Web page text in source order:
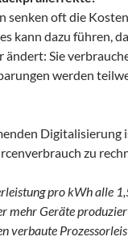
senken oft die
kann dazu führen,
Sie
werden
Digitalisierung
zu
pro kWh alle
mehr Geräte
verbaute